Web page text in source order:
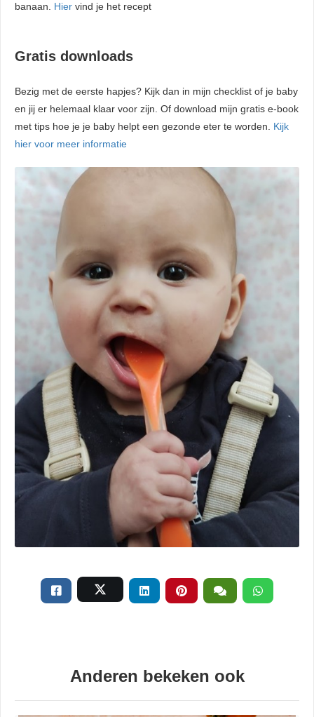
banaan. Hier vind je het recept
Gratis downloads
Bezig met de eerste hapjes? Kijk dan in mijn checklist of je baby
en jij er helemaal klaar voor zijn. Of download mijn gratis e-book
met tips hoe je je baby helpt een gezonde eter te worden. Kijk
hier voor meer informatie
Anderen bekeken ook